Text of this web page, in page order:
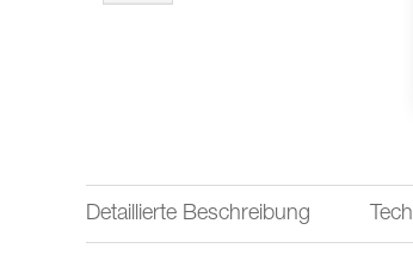
Detaillierte Beschreibung